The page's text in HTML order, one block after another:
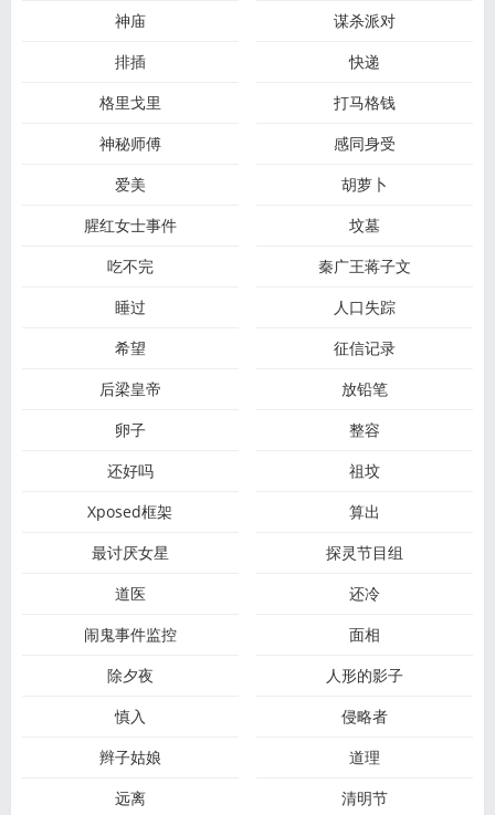
神庙
谋杀派对
排插
快递
格里戈里
打马格钱
神秘师傅
感同身受
爱美
胡萝卜
腥红女士事件
坟墓
吃不完
秦广王蒋子文
睡过
人口失踪
希望
征信记录
后梁皇帝
放铅笔
卵子
整容
还好吗
祖坟
Xposed框架
算出
最讨厌女星
探灵节目组
道医
还冷
闹鬼事件监控
面相
除夕夜
人形的影子
慎入
侵略者
辫子姑娘
道理
远离
清明节